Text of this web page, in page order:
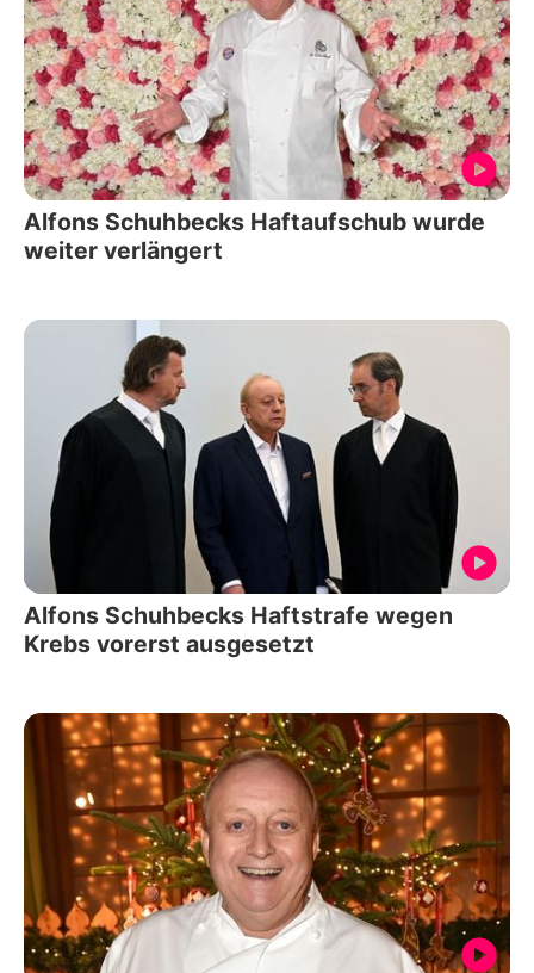
Alfons Schuhbecks Haftaufschub wurde
weiter verlängert
Alfons Schuhbecks Haftstrafe wegen
Krebs vorerst ausgesetzt